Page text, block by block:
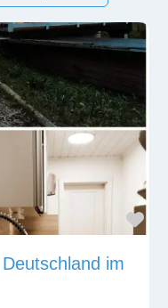
im